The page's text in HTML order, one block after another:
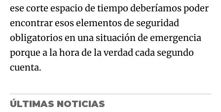
ese corte espacio de tiempo deberíamos poder
encontrar esos elementos de seguridad
obligatorios en una situación de emergencia
porque a la hora de la verdad cada segundo
cuenta.
ÚLTIMAS NOTICIAS